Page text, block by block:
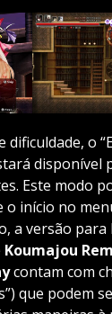
dificuldade, o
disponível
Este modo
o início no
a versão
Koumajou
contam com
que podem